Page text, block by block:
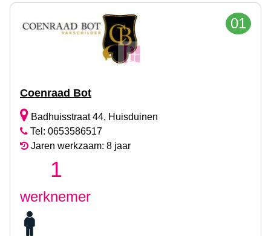
01
Coenraad Bot
Badhuisstraat 44, Huisduinen
Tel: 0653586517
Jaren werkzaam: 8 jaar
1
werknemer